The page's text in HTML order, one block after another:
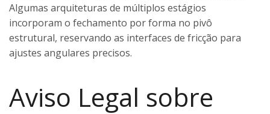
Algumas arquiteturas de múltiplos estágios
incorporam o fechamento por forma no pivô
estrutural, reservando as interfaces de fricção para
ajustes angulares precisos.
Aviso Legal sobre